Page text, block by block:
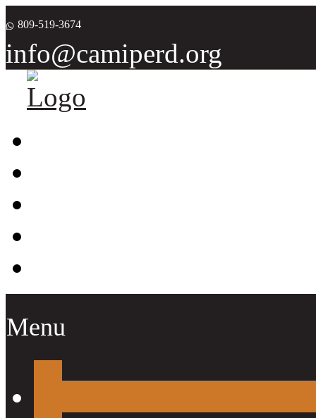
809-519-3674
info@camiperd.org
Menu